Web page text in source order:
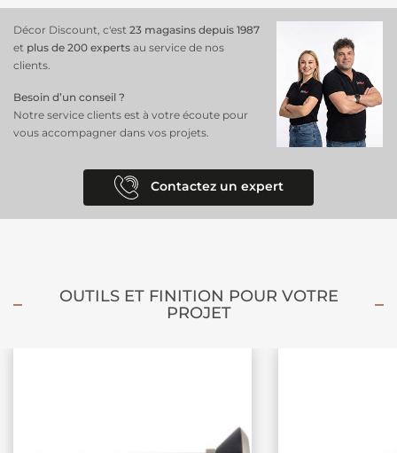
Décor Discount, c'est 23 magasins depuis 1987
et plus de 200 experts au service de nos
clients.
Besoin d’un conseil ?
Notre service clients est à votre écoute pour
vous accompagner dans vos projets.
Contactez un expert
OUTILS ET FINITION POUR VOTRE
PROJET